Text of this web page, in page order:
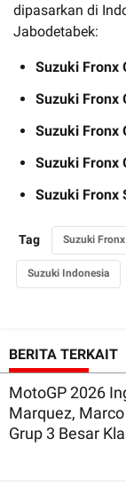
dipasarkan di
Jabodetabek:
Suzuki Fronx
Suzuki Fronx
Suzuki Fronx
Suzuki Fronx
Suzuki Fronx
Tag Suzuki Fronx
Suzuki Indonesia
BERITA TERKAIT
MotoGP 2026
Marquez,
Grup 3 Besar